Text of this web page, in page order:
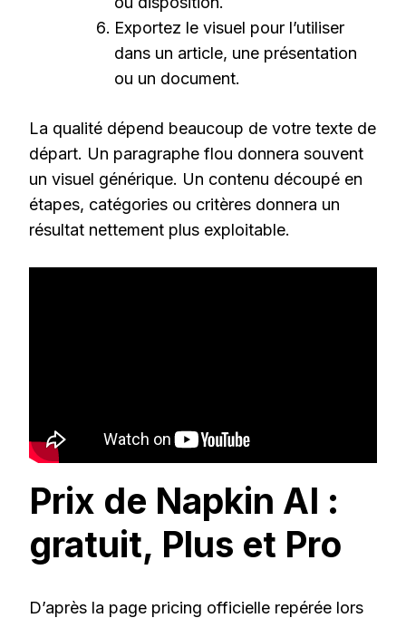
Exportez le visuel pour l’utiliser
dans un article, une présentation
ou un document.
La qualité dépend beaucoup de votre texte de
départ. Un paragraphe flou donnera souvent
un visuel générique. Un contenu découpé en
étapes, catégories ou critères donnera un
résultat nettement plus exploitable.
Prix de Napkin AI :
gratuit, Plus et Pro
D’après la page pricing officielle repérée lors